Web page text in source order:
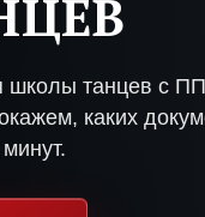
школы танцев с
каких